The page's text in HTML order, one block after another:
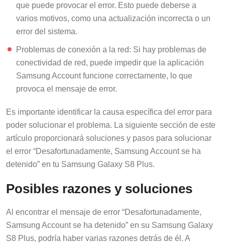
que puede provocar el error. Esto puede deberse a
varios motivos, como una actualización incorrecta o un
error del sistema.
Problemas de conexión a la red: Si hay problemas de
conectividad de red, puede impedir que la aplicación
Samsung Account funcione correctamente, lo que
provoca el mensaje de error.
Es importante identificar la causa específica del error para
poder solucionar el problema. La siguiente sección de este
artículo proporcionará soluciones y pasos para solucionar
el error “Desafortunadamente, Samsung Account se ha
detenido” en tu Samsung Galaxy S8 Plus.
Posibles razones y soluciones
Al encontrar el mensaje de error “Desafortunadamente,
Samsung Account se ha detenido” en su Samsung Galaxy
S8 Plus, podría haber varias razones detrás de él. A